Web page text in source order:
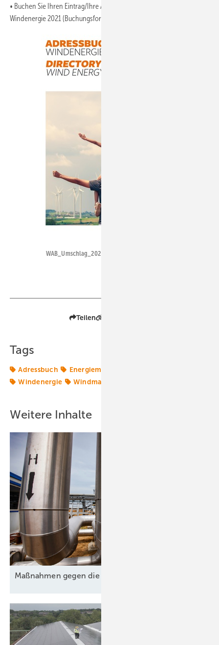
• Buchen Sie Ihren Eintrag/Ihre Anzeige für das Adressbuch der
Windenergie 2021 (Buchungsformular
WAB_Umschlag_2020.indd
Teilen
Tags
Adressbuch Energiemarkt
Windenergie
Windmarkt
Weitere Inhalte
Maßnahmen gegen die